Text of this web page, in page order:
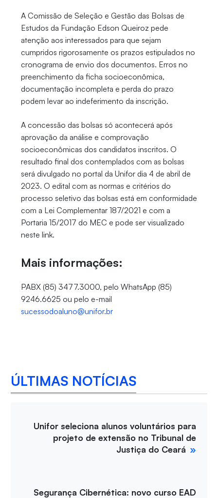
A Comissão de Seleção e Gestão das Bolsas de
Estudos da Fundação Edson Queiroz pede
atenção aos interessados para que sejam
cumpridos rigorosamente os prazos estipulados no
cronograma de envio dos documentos. Erros no
preenchimento da ficha socioeconômica,
documentação incompleta e perda do prazo
podem levar ao indeferimento da inscrição.
A concessão das bolsas só acontecerá após
aprovação da análise e comprovação
socioeconômicas dos candidatos inscritos. O
resultado final dos contemplados com as bolsas
será divulgado no portal da Unifor dia 4 de abril de
2023. O edital com as normas e critérios do
processo seletivo das bolsas está em conformidade
com a Lei Complementar 187/2021 e com a
Portaria 15/2017 do MEC e pode ser visualizado
neste link.
Mais informações:
PABX (85) 3477.3000, pelo WhatsApp (85)
9246.6625 ou pelo e-mail
sucessodoaluno@unifor.br
ÚLTIMAS NOTÍCIAS
Unifor seleciona alunos voluntários para
projeto de extensão no Tribunal de
Justiça do Ceará
Segurança Cibernética: novo curso EAD